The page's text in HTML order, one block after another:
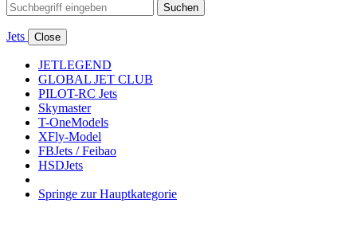
Suchen
Jets Close
JETLEGEND
GLOBAL JET CLUB
PILOT-RC Jets
Skymaster
T-OneModels
XFly-Model
FBJets / Feibao
HSDJets
Springe zur Hauptkategorie